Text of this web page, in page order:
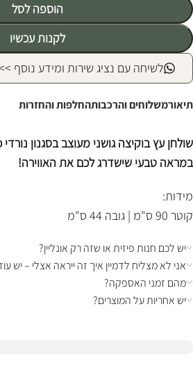
הוספה לסל
לקנות עכשיו
לשיחה עם נציג שירות ומידע נוסף
תיאורמשלוחים והרכבותהחלפות והחזרות
שולחן עץ בוקיצה גושני מעוצב בסגנון
במראה טבעי שישדרג לכם את האווירה!
מידות:
קוטר 90 ס"מ | גובה 44 ס"מ
יש לכם חנות פיזית או שזה רק אונליין?
אני לא מצליח לדמיין איך זה ייראה אצלי – יש
מהם זמני האספקה?
יש אחריות על המוצרים?